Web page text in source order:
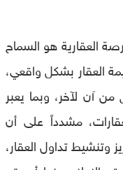
العقارية هو السماح
العقار بشكل واقعي،
آن لآخر، وبما يعبر
مشدداً على أن
تداول العقار،